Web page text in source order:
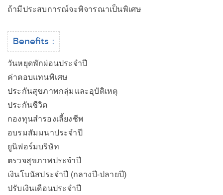
ถ้ามีประสบการณ์จะพิจารณาเป็นพิเศษ
Benefits :
วันหยุดพักผ่อนประจำปี
ค่าตอบแทนพิเศษ
ประกันสุขภาพกลุ่มและอุบัติเหตุ
ประกันชีวิต
กองทุนสำรองเลี้ยงชีพ
อบรมสัมมนาประจำปี
ยูนิฟอร์มบริษัท
ตรวจสุขภาพประจำปี
เงินโบนัสประจำปี (กลางปี-ปลายปี)
ปรับเงินเดือนประจำปี